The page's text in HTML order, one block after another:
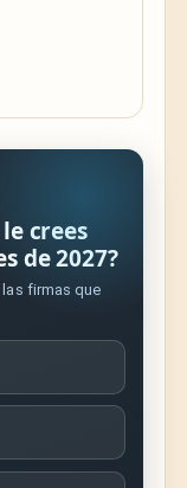
crees
de 2027?
las firmas que